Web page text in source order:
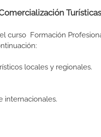
curso Formación
locales y regionales.
internacionales.